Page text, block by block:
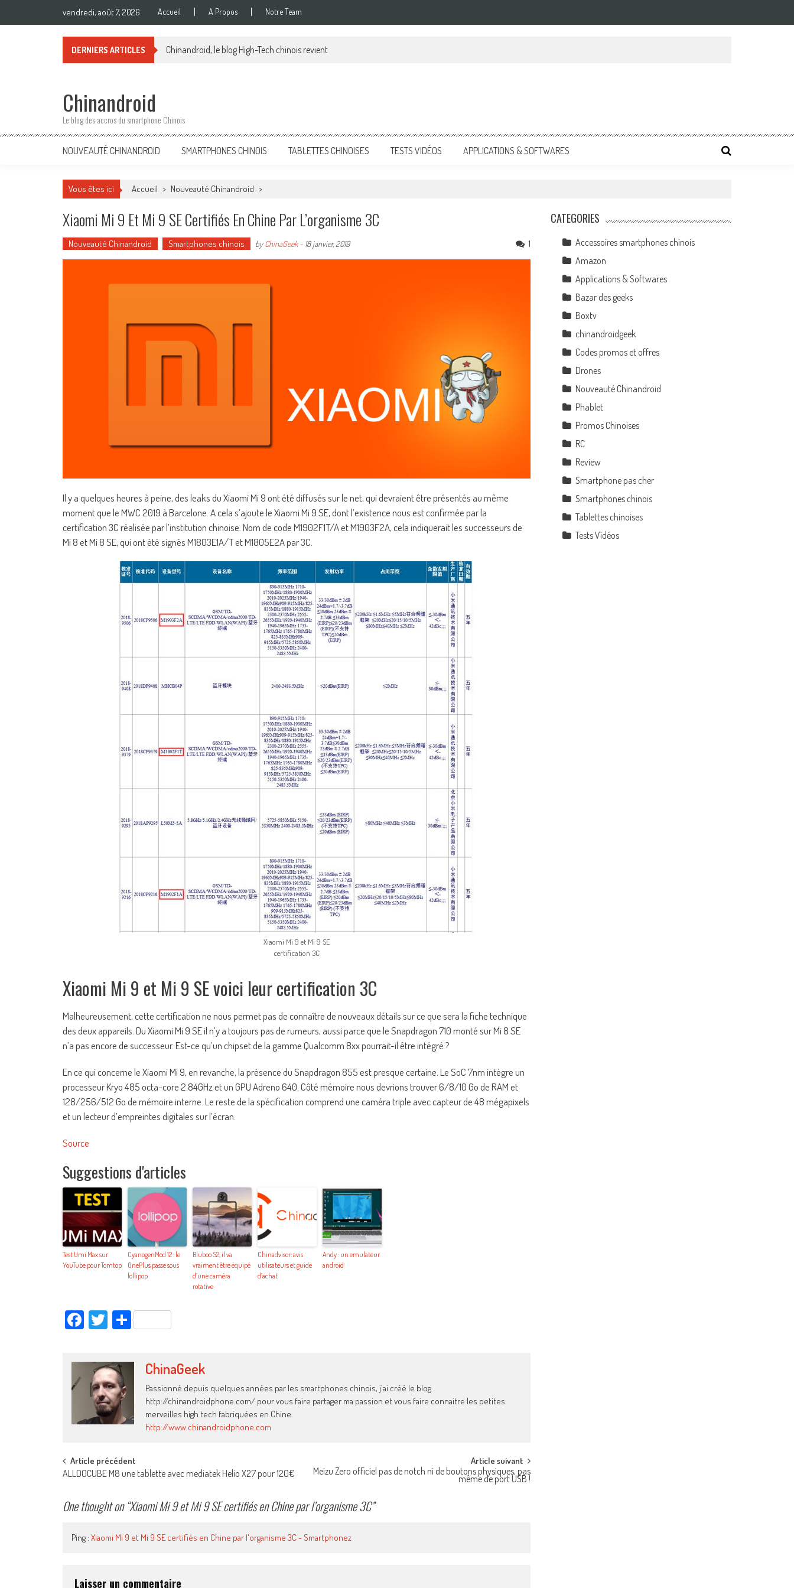
vendredi, août 7, 2026 Accueil A Propos Notre Team
DERNIERS ARTICLES Chinandroid, le blog High-Tech chinois revient
Chinandroid
Le blog des accros du smartphone Chinois
NOUVEAUTÉ CHINANDROID SMARTPHONES CHINOIS TABLETTES CHINOISES TESTS VIDÉOS APPLICATIONS & SOFTWARES
Vous êtes ici Accueil > Nouveauté Chinandroid >
Xiaomi Mi 9 Et Mi 9 SE Certifiés En Chine Par L’organisme 3C
Nouveauté Chinandroid Smartphones chinois byChinaGeek- 18 janvier, 2019 1
Il y a quelques heures à peine, des leaks du Xiaomi Mi 9 ont été diffusés sur le net, qui devraient être présentés au même
moment que le MWC 2019 à Barcelone. A cela s’ajoute le Xiaomi Mi 9 SE, dont l’existence nous est confirmée par la
certification 3C réalisée par l’institution chinoise. Nom de code M1902F1T/A et M1903F2A, cela indiquerait les successeurs de
Mi 8 et Mi 8 SE, qui ont été signés M1803E1A/T et M1805E2A par 3C.
Xiaomi Mi 9 et Mi 9 SE
certification 3C
Xiaomi Mi 9 et Mi 9 SE voici leur certification 3C
Malheureusement, cette certification ne nous permet pas de connaître de nouveaux détails sur ce que sera la fiche technique
des deux appareils. Du Xiaomi Mi 9 SE il n’y a toujours pas de rumeurs, aussi parce que le Snapdragon 710 monté sur Mi 8 SE
n’a pas encore de successeur. Est-ce qu’un chipset de la gamme Qualcomm 8xx pourrait-il être intégré ?
En ce qui concerne le Xiaomi Mi 9, en revanche, la présence du Snapdragon 855 est presque certaine. Le SoC 7nm intègre un
processeur Kryo 485 octa-core 2.84GHz et un GPU Adreno 640. Côté mémoire nous devrions trouver 6/8/10 Go de RAM et
128/256/512 Go de mémoire interne. Le reste de la spécification comprend une caméra triple avec capteur de 48 mégapixels
et un lecteur d’empreintes digitales sur l’écran.
Source
Suggestions d'articles
Test Umi Max sur
YouTube pour Tomtop
CyanogenMod 12 : le
OnePlus passe sous
lollipop
Bluboo S2, il va
vraiment être équipé
d’une caméra
rotative
Chinadvisor: avis
utilisateurs et guide
d’achat
Andy : un emulateur
android
Facebook
TwitterPartager
ChinaGeek
Passionné depuis quelques années par les smartphones chinois, j'ai créé le blog
http://chinandroidphone.com/ pour vous faire partager ma passion et vous faire connaitre les petites
merveilles high tech fabriquées en Chine.
http://www.chinandroidphone.com
Post
Article précédent
ALLDOCUBE M8 une tablette avec mediatek Helio X27 pour 120€
Article suivant
Meizu Zero officiel pas de notch ni de boutons physiques, pas
même de port USB !
One thought on “Xiaomi Mi 9 et Mi 9 SE certifiés en Chine par l’organisme 3C”
Ping : Xiaomi Mi 9 et Mi 9 SE certifiés en Chine par l'organisme 3C - Smartphonez
Laisser un commentaire
CATEGORIES
Accessoires smartphones chinois
Amazon
Applications & Softwares
Bazar des geeks
Boxtv
chinandroidgeek
Codes promos et offres
Drones
Nouveauté Chinandroid
Phablet
Promos Chinoises
RC
Review
Smartphone pas cher
Smartphones chinois
Tablettes chinoises
Tests Vidéos